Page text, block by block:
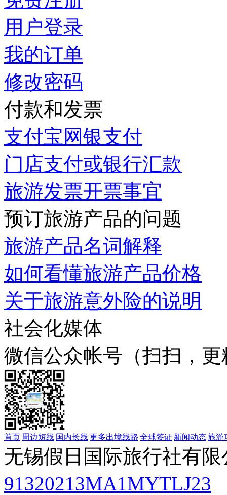
用户登录
我的订单
修改密码
付款和发票
支付宝网银支付
门店支付或银行汇款
旅游发票开票事宜
预订旅游产品的问题
旅游产品名词解释
如何看懂旅游产品价格
关于旅游意外险的说明
社会化媒体
微信公众帐号（扫扫，更
首页|周边短线|国内长线|更多出境线路|全球签证|新闻动态|旅游
无锡假日国际旅行社有
91320213MA1MYTLJ23